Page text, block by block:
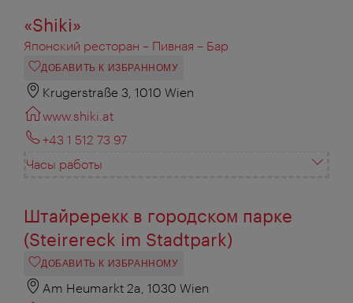
«Shiki»
Японский ресторан – Пивная – Бар
ДОБАВИТЬ К ИЗБРАННОМУ
Krugerstraße 3, 1010 Wien
www.shiki.at
+43 1 512 73 97
Часы работы
Штайререкк в городском парке
(Steirereck im Stadtpark)
ДОБАВИТЬ К ИЗБРАННОМУ
Am Heumarkt 2a, 1030 Wien